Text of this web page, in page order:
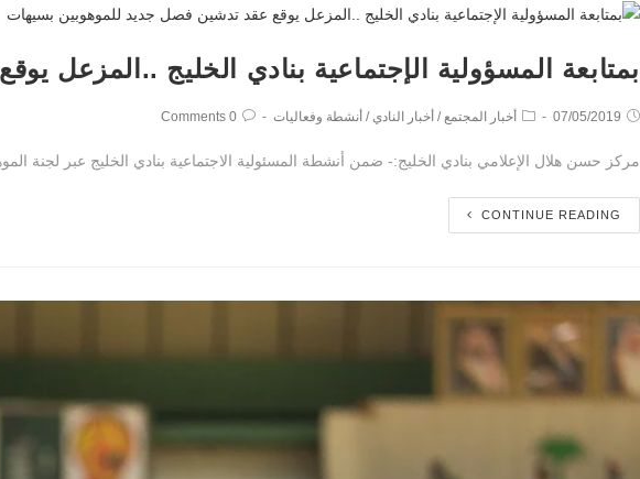
بمتابعة المسؤولية الإجتماعية بنادي الخليج
07/05/2019 أخبار المجتمع / أخبار النادي / أنشطة وفعاليات 0 Comments
مركز حسن هلال الإعلامي بنادي الخليج:- ضمن أنشطة المسئولية الاجتماعية بنادي الخليج عبر لجنة
CONTINUE READING